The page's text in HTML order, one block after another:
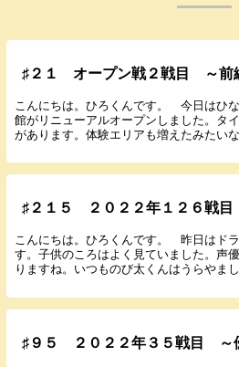
♯２１ オープン戦２戦目 ～前
こんにちは。ひろくんです。 今日はひ
館がリニューアルオープンしました。タ
があります。体験エリアも増えたみたい
♯２１５ ２０２２年１２６戦
こんにちは。ひろくんです。 昨日はド
す。子供のころはよく見ていました。声
りますね。いつものび太くんはうらやま
♯９５ ２０２２年３５戦目 ～